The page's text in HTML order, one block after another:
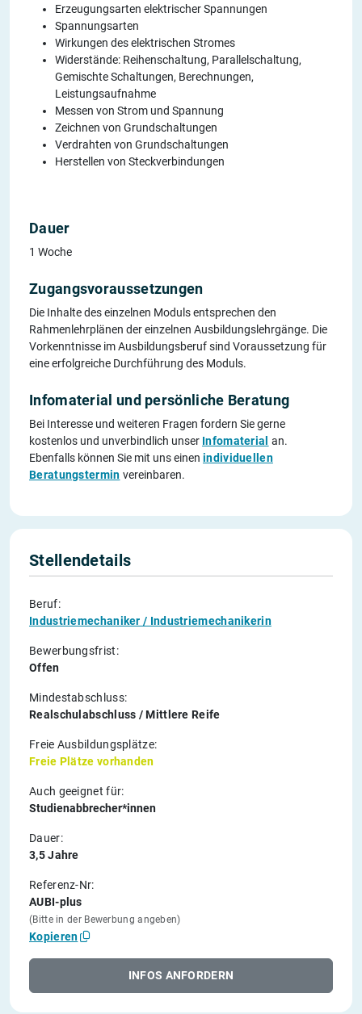
Erzeugungsarten elektrischer Spannungen
Spannungsarten
Wirkungen des elektrischen Stromes
Widerstände: Reihenschaltung, Parallelschaltung,
Gemischte Schaltungen, Berechnungen,
Leistungsaufnahme
Messen von Strom und Spannung
Zeichnen von Grundschaltungen
Verdrahten von Grundschaltungen
Herstellen von Steckverbindungen
Dauer
1 Woche
Zugangsvoraussetzungen
Die Inhalte des einzelnen Moduls entsprechen den
Rahmenlehrplänen der einzelnen Ausbildungslehrgänge. Die
Vorkenntnisse im Ausbildungsberuf sind Voraussetzung für
eine erfolgreiche Durchführung des Moduls.
Infomaterial und persönliche Beratung
Bei Interesse und weiteren Fragen fordern Sie gerne
kostenlos und unverbindlich unser Infomaterial an.
Ebenfalls können Sie mit uns einen individuellen
Beratungstermin vereinbaren.
Stellendetails
Beruf:
Industriemechaniker / Industriemechanikerin
Bewerbungsfrist:
Offen
Mindestabschluss:
Realschulabschluss / Mittlere Reife
Freie Ausbildungsplätze:
Freie Plätze vorhanden
Auch geeignet für:
Studienabbrecher*innen
Dauer:
3,5 Jahre
Referenz-Nr:
AUBI-plus
(Bitte in der Bewerbung angeben)
Kopieren
INFOS ANFORDERN